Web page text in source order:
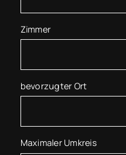
Zimmer
bevorzugter Ort
Maximaler Umkreis